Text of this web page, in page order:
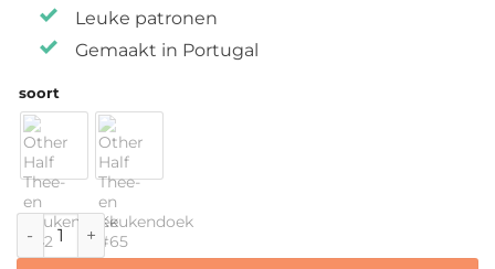
Leuke patronen
Gemaakt in Portugal
soort
Foekje Fleur - Odds & Ends - Keukenset aantal